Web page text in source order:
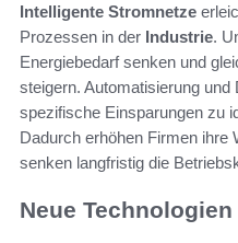
Intelligente Stromnetze
Prozessen in der Industrie.
Energiebedarf senken und
steigern. Automatisierung
spezifische Einsparungen zu
Dadurch erhöhen Firmen ihre
senken langfristig die
Neue